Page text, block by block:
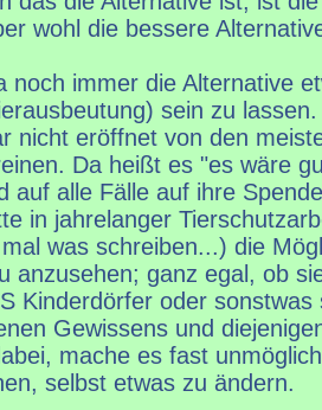
wohl die bessere
noch immer die Alternative
sein zu
nicht eröffnet von den
Da heißt es "es wäre
auf alle Fälle auf ihre
in jahrelanger
was schreiben...) die
anzusehen; ganz egal, ob
Kinderdörfer oder
Gewissens und
mache es fast
selbst etwas zu ändern.